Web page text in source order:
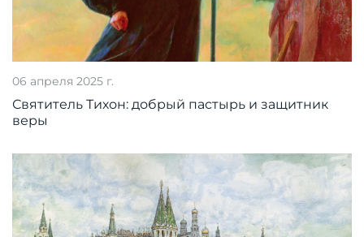
06 апреля 2025 г.
Святитель Тихон: добрый пастырь и защитник
веры